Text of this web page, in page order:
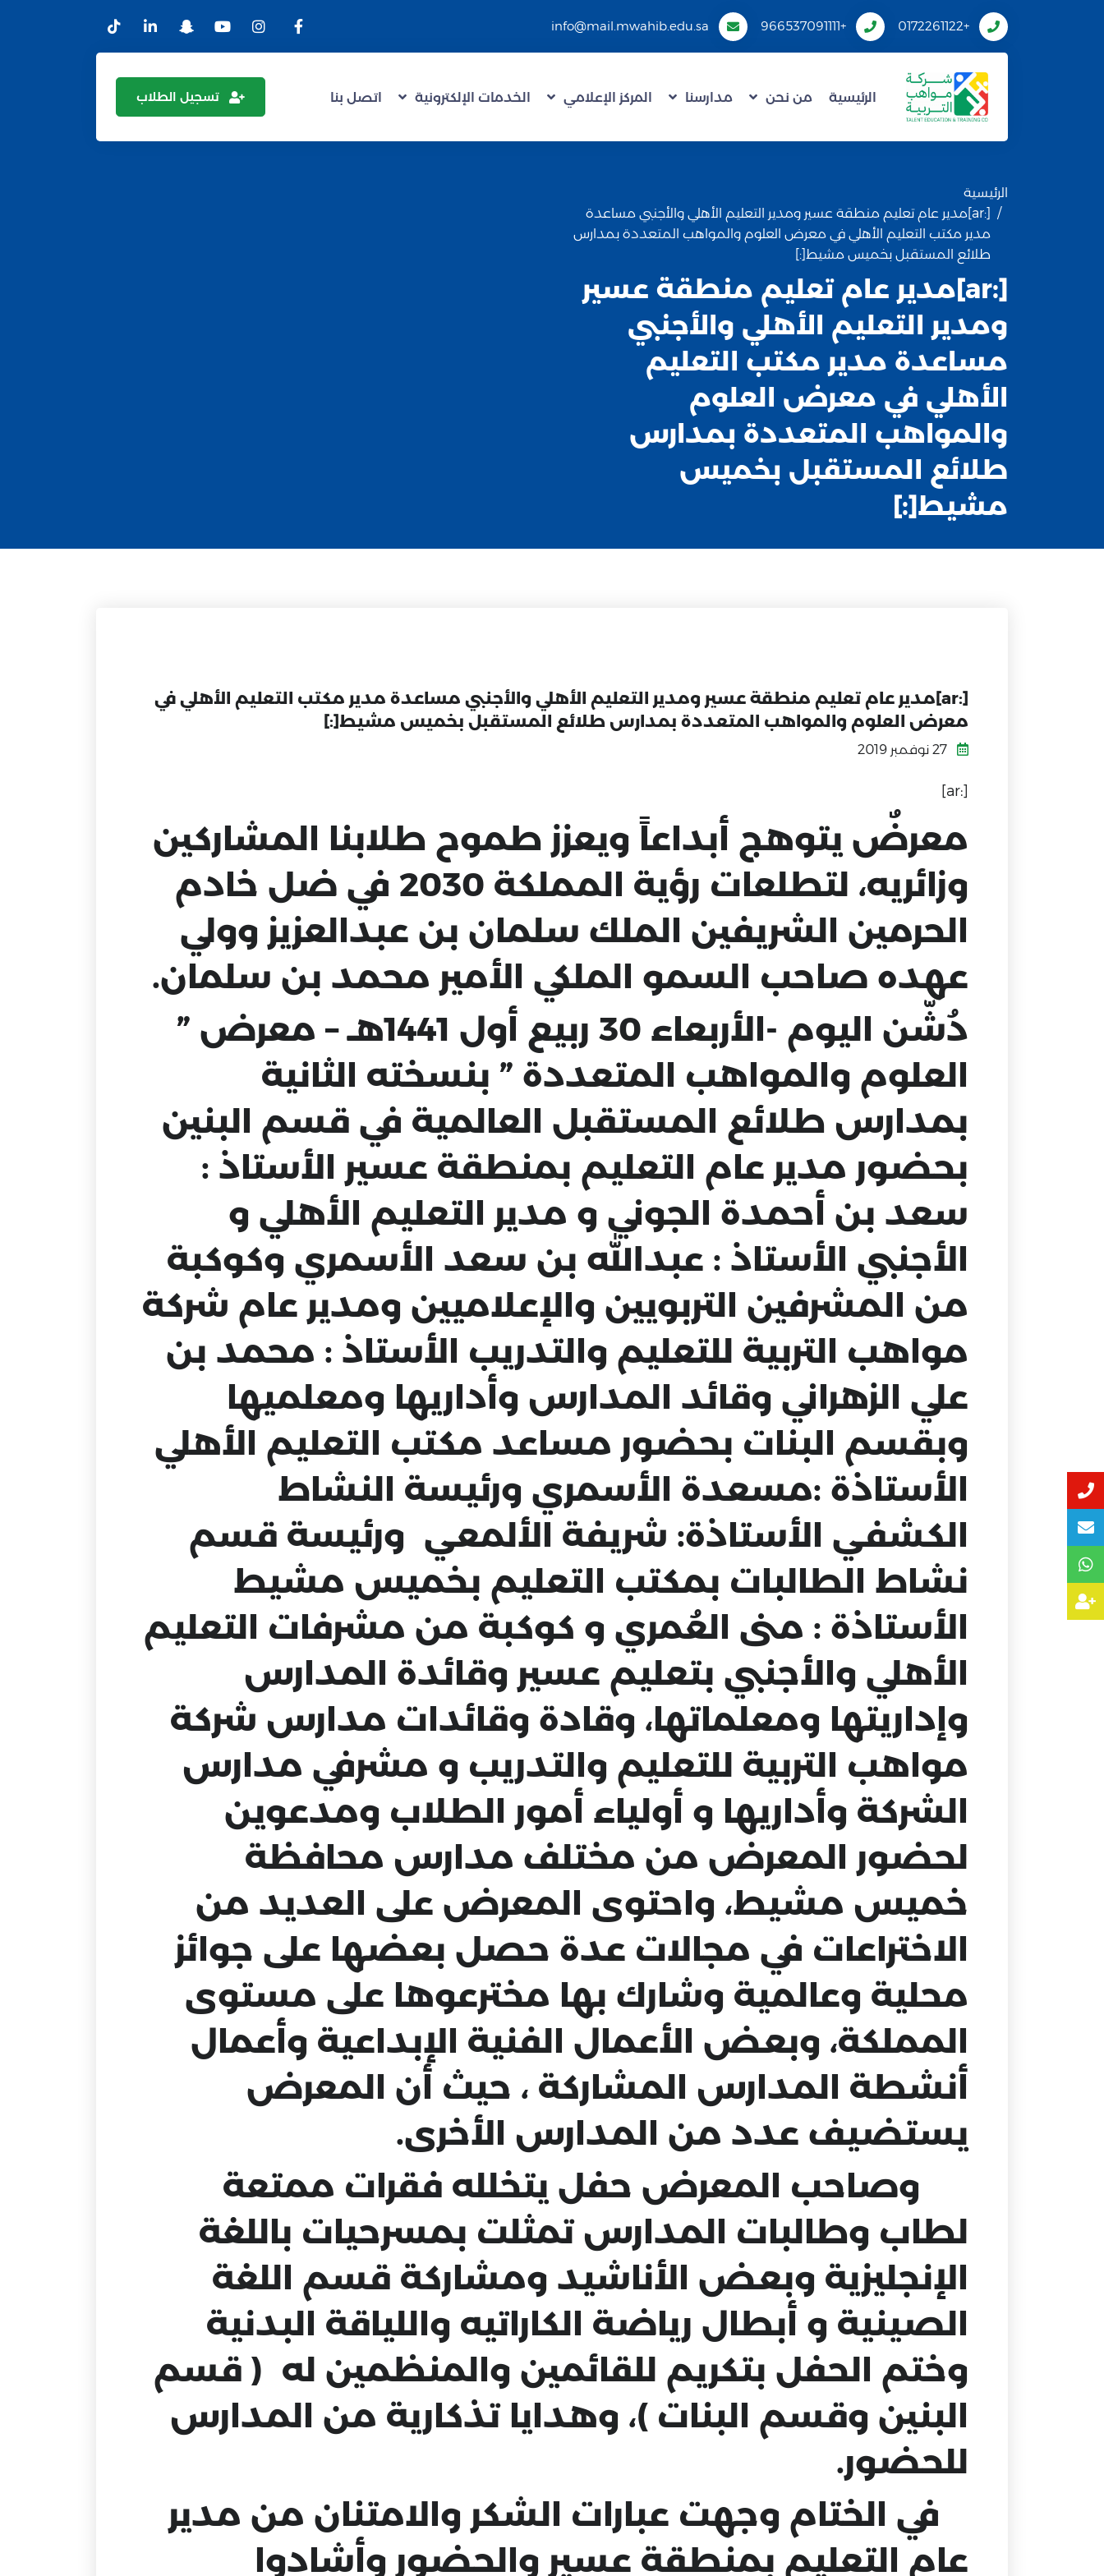
+0172261122
+966537091111
info@mail.mwahib.edu.sa
الرئيسية من نحن مدارسنا المركز الإعلامي الخدمات الإلكترونية اتصل بنا تسجيل الطلاب
الرئيسية
[:ar]مدير عام تعليم منطقة عسير ومدير التعليم الأهلي والأجنبي مساعدة
مدير مكتب التعليم الأهلي في معرض العلوم والمواهب المتعددة بمدارس
طلائع المستقبل بخميس مشيط[:]
[:ar]مدير عام تعليم منطقة عسير
ومدير التعليم الأهلي والأجنبي
مساعدة مدير مكتب التعليم
الأهلي في معرض العلوم
والمواهب المتعددة بمدارس
طلائع المستقبل بخميس
مشيط[:]
[:ar]مدير عام تعليم منطقة عسير ومدير التعليم الأهلي والأجنبي مساعدة مدير مكتب التعليم الأهلي في
معرض العلوم والمواهب المتعددة بمدارس طلائع المستقبل بخميس مشيط[:]
[:ar]
معرضٌ يتوهج أبداعاً ويعزز طموح طلابنا المشاركين
وزائريه، لتطلعات رؤية المملكة 2030 في ضل خادم
الحرمين الشريفين الملك سلمان بن عبدالعزيز وولي
عهده صاحب السمو الملكي الأمير محمد بن سلمان.
دُشّن اليوم -الأربعاء 30 ربيع أول 1441هـ – معرض ”
العلوم والمواهب المتعددة ” بنسخته الثانية
بمدارس طلائع المستقبل العالمية في قسم البنين
بحضور مدير عام التعليم بمنطقة عسير الأستاذ :
سعد بن أحمدة الجوني و مدير التعليم الأهلي و
الأجنبي الأستاذ : عبدالله بن سعد الأسمري وكوكبة
من المشرفين التربويين والإعلاميين ومدير عام شركة
مواهب التربية للتعليم والتدريب الأستاذ : محمد بن
علي الزهراني وقائد المدارس وأداريها ومعلميها
وبقسم البنات بحضور مساعد مكتب التعليم الأهلي
الأستاذة :مسعدة الأسمري ورئيسة النشاط
الكشفي الأستاذة: شريفة الألمعي ورئيسة قسم
نشاط الطالبات بمكتب التعليم بخميس مشيط
الأستاذة : منى العُمري و كوكبة من مشرفات التعليم
الأهلي والأجنبي بتعليم عسير وقائدة المدارس
وإداريتها ومعلماتها، وقادة وقائدات مدارس شركة
مواهب التربية للتعليم والتدريب و مشرفي مدارس
الشركة وأداريها و أولياء أمور الطلاب ومدعوين
لحضور المعرض من مختلف مدارس محافظة
خميس مشيط، واحتوى المعرض على العديد من
الاختراعات في مجالات عدة حصل بعضها على جوائز
محلية وعالمية وشارك بها مخترعوها على مستوى
المملكة، وبعض الأعمال الفنية الإبداعية وأعمال
أنشطة المدارس المشاركة ، حيث أن المعرض
يستضيف عدد من المدارس الأخرى.
وصاحب المعرض حفل يتخلله فقرات ممتعة
لطاب وطالبات المدارس تمثلت بمسرحيات باللغة
الإنجليزية وبعض الأناشيد ومشاركة قسم اللغة
الصينية و أبطال رياضة الكاراتيه واللياقة البدنية
وختم الحفل بتكريم للقائمين والمنظمين له ( قسم
البنين وقسم البنات )، وهدايا تذكارية من المدارس
للحضور.
في الختام وجهت عبارات الشكر والامتنان من مدير
عام التعليم بمنطقة عسير والحضور وأشادوا